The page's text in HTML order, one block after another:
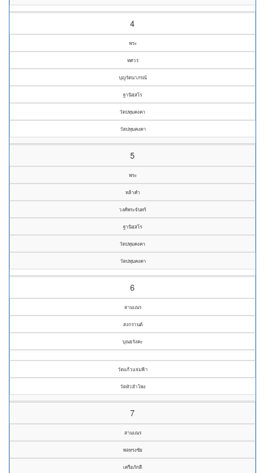
4
พระ
ทศวร
บุญรัตนาภรณ์
ฐานิสฺสโร
วัดปทุมคงคา
วัดปทุมคงคา
5
พระ
หล้าคำ
วงศ์พระจันทร์
ฐานิสฺสโร
วัดปทุมคงคา
วัดปทุมคงคา
6
สามเณร
สงกรานต์
บุณยรังคะ
วัดแก้วแจ่มฟ้า
วัดหัวลำโพง
7
สามเณร
พลทรงชัย
เครือภักดี